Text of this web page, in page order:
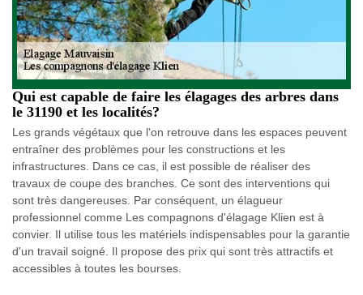
Qui est capable de faire les élagages des arbres dans
le 31190 et les localités?
Les grands végétaux que l'on retrouve dans les espaces peuvent
entraîner des problèmes pour les constructions et les
infrastructures. Dans ce cas, il est possible de réaliser des
travaux de coupe des branches. Ce sont des interventions qui
sont très dangereuses. Par conséquent, un élagueur
professionnel comme Les compagnons d'élagage Klien est à
convier. Il utilise tous les matériels indispensables pour la garantie
d'un travail soigné. Il propose des prix qui sont très attractifs et
accessibles à toutes les bourses.